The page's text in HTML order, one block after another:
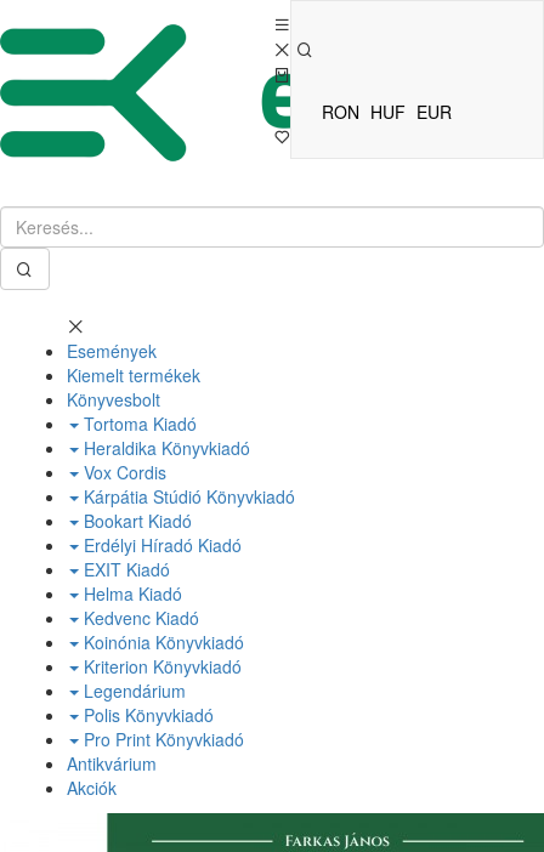
RON HUF EUR
Események
Kiemelt termékek
Könyvesbolt
Tortoma Kiadó
Heraldika Könyvkiadó
Vox Cordis
Kárpátia Stúdió Könyvkiadó
Bookart Kiadó
Erdélyi Híradó Kiadó
EXIT Kiadó
Helma Kiadó
Kedvenc Kiadó
Koinónia Könyvkiadó
Kriterion Könyvkiadó
Legendárium
Polis Könyvkiadó
Pro Print Könyvkiadó
Antikvárium
Akciók